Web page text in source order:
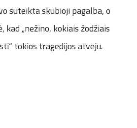
suteikta skubioji pagalba, o
kad „nežino, kokiais žodžiais
tokios tragedijos atveju.